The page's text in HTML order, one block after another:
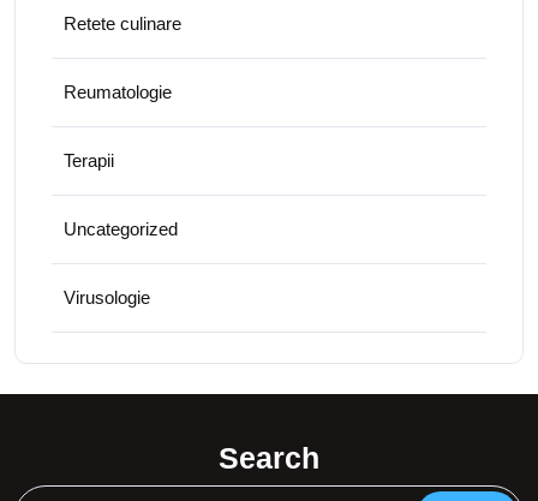
Retete culinare
Reumatologie
Terapii
Uncategorized
Virusologie
Search